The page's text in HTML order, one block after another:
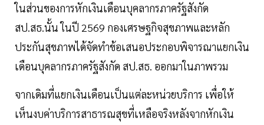
ในส่วนของการหักเงินเดือนบุคลากรภาครัฐสังกัด
สป.สธ.นั้น ในปี 2569 กองเศรษฐกิจสุขภาพและหลัก
ประกันสุขภาพได้จัดทำข้อเสนอประกอบพิจารณาแยกเงิน
เดือนบุคลากรภาครัฐสังกัด สป.สธ. ออกมาในภาพรวม
จากเดิมที่แยกเงินเดือนเป็นแต่ละหน่วยบริการ เพื่อให้
เห็นงบค่าบริการสาธารณสุขที่เหลือจริงหลังจากหักเงิน